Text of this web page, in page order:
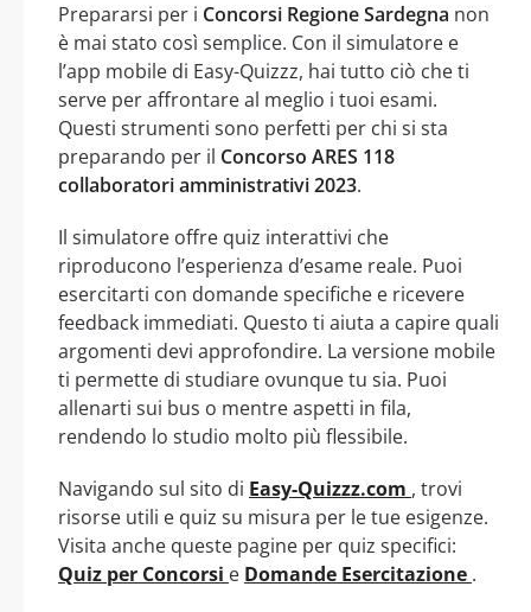
Prepararsi per i Concorsi Regione Sardegna non
è mai stato così semplice. Con il simulatore e
l’app mobile di Easy-Quizzz, hai tutto ciò che ti
serve per affrontare al meglio i tuoi esami.
Questi strumenti sono perfetti per chi si sta
preparando per il Concorso ARES 118
collaboratori amministrativi 2023.
Il simulatore offre quiz interattivi che
riproducono l’esperienza d’esame reale. Puoi
esercitarti con domande specifiche e ricevere
feedback immediati. Questo ti aiuta a capire quali
argomenti devi approfondire. La versione mobile
ti permette di studiare ovunque tu sia. Puoi
allenarti sui bus o mentre aspetti in fila,
rendendo lo studio molto più flessibile.
Navigando sul sito di Easy-Quizzz.com , trovi
risorse utili e quiz su misura per le tue esigenze.
Visita anche queste pagine per quiz specifici:
Quiz per Concorsi e Domande Esercitazione .